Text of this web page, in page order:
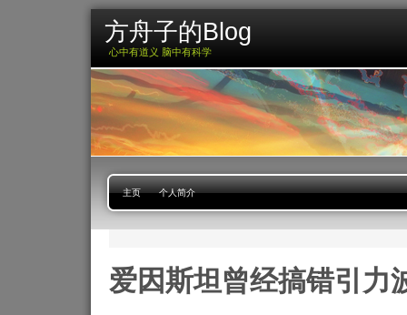
方舟子的Blog
心中有道义 脑中有科学
主页 个人简介
爱因斯坦曾经搞错引力